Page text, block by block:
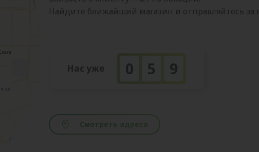
Найдите ближайший магазин и отправляйтесь за
Нас уже 0 5 9
Смотреть адреса